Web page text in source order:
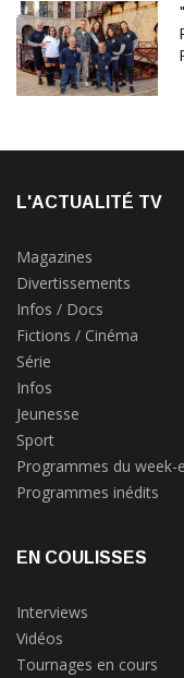
L'ACTUALITÉ TV
Magazines
Divertissements
Infos / Docs
Fictions / Cinéma
Série
Infos
Jeunesse
Sport
Programmes du week-
Programmes inédits
EN COULISSES
Interviews
Vidéos
Tournages en cours